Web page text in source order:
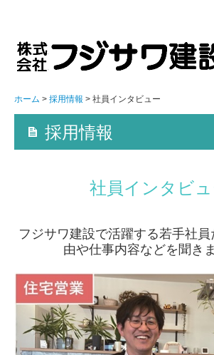
ホーム
新築施工事例
お家づくりの流れ
ZEHの普及目標
イベント情報
土地・分譲
ホーム 採用情報 社員インタビュー
採用情報
社員インタビ
フジサワ建設で活躍する若手社
由や仕事内容などを聞き